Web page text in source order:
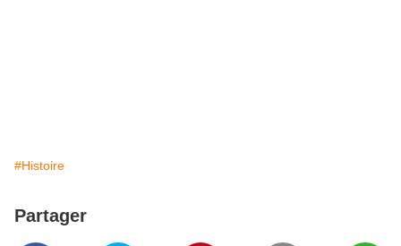
#Histoire
Partager